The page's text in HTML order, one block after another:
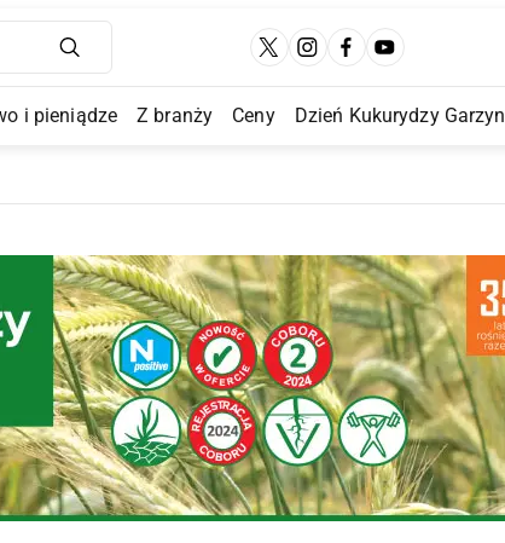
i pieniądze Z branży Ceny Dzień Kukurydzy Garzyn